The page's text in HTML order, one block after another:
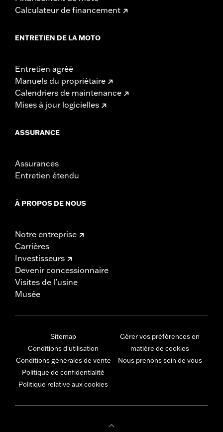
Calculateur de financement
ENTRETIEN DE LA MOTO
Entretien agréé
Manuels du propriétaire
Calendriers de maintenance
Mises à jour logicielles
ASSURANCE
Assurances
Entretien étendu
À PROPOS DE NOUS
Notre entreprise
Carrières
Investisseurs
Devenir concessionnaire
Visites de l’usine
Musée
Sitemap
Conditions d'utilisation
Conditions générales de vente
Politique de confidentialité
Politique relative aux cookies
Gérer vos préférences en
matière de cookies
Nous prenons soin de vous